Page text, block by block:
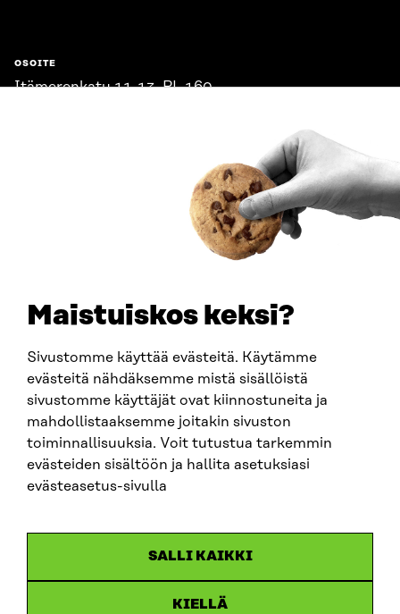
Maistuiskos keksi?
Sivustomme käyttää evästeitä. Käytämme
evästeitä nähdäksemme mistä sisällöistä
sivustomme käyttäjät ovat kiinnostuneita ja
mahdollistaaksemme joitakin sivuston
toiminnallisuuksia. Voit tutustua tarkemmin
evästeiden sisältöön ja hallita asetuksiasi
evästeasetus-sivulla
SALLI KAIKKI
KIELLÄ
OSOITE
Itämerenkatu 11-13, PL 160,
SITRA SOSIAALISESSA MEDIASSA
LinkedIn
Instagram
YouTube